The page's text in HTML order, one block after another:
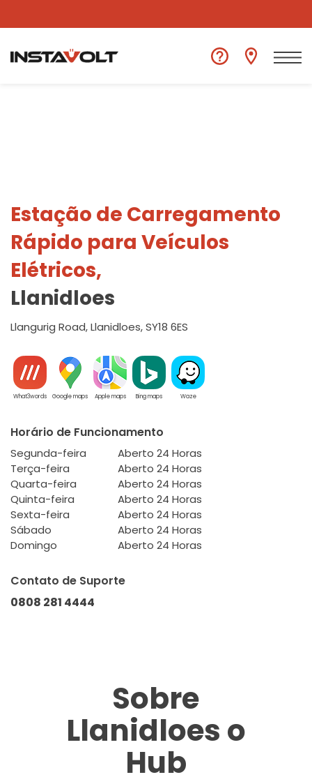
Ver outra localização
Estação de Carregamento
Rápido para Veículos
Elétricos,
Llanidloes
Llangurig Road, Llanidloes, SY18 6ES
What3words Google maps Apple maps Bing maps Waze
Horário de Funcionamento
Segunda-feira
Aberto 24 Horas
Terça-feira
Aberto 24 Horas
Quarta-feira
Aberto 24 Horas
Quinta-feira
Aberto 24 Horas
Sexta-feira
Aberto 24 Horas
Sábado
Aberto 24 Horas
Domingo
Aberto 24 Horas
Contato de Suporte
0808 281 4444
Sobre
Llanidloes o
Hub